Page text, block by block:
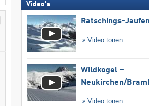
Video's
Ratschings-
Video tonen
Wildkogel –
Neukirchen/​
Video tonen